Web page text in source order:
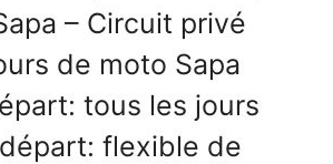
– Circuit privé
de moto Sapa
tous les jours
flexible de